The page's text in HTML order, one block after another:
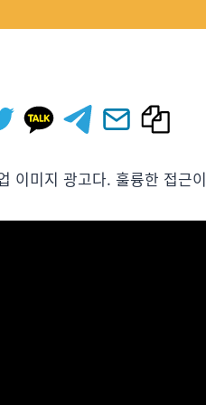
이미지 광고다. 훌륭한 접근